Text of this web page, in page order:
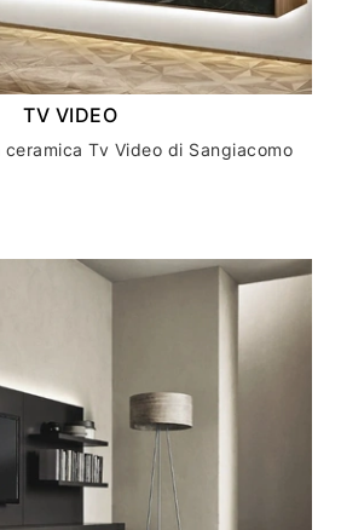
TV VIDEO
Tv Video di Sangiacomo